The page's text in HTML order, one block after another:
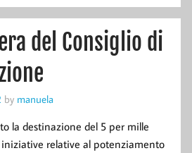
del Consiglio di
by manuela
la destinazione del 5 per mille
relative al potenziamento